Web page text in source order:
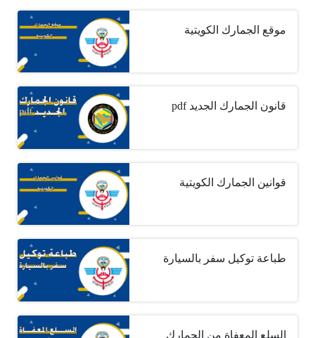
موقع الجمارك الكويتية
قانون الجمارك الجديد pdf
قوانين الجمارك الكويتية
طباعة توكيل سفر بالسيارة
السلع المعفاة من الجمارك